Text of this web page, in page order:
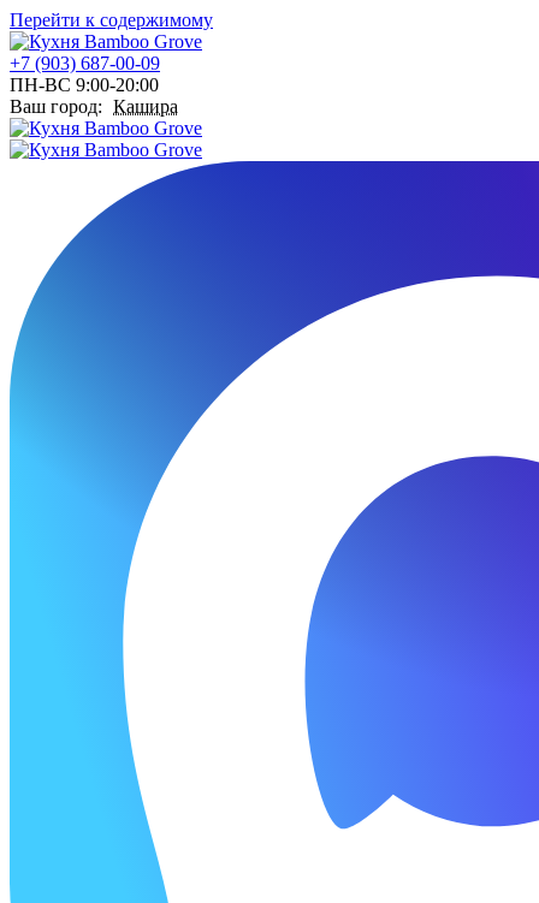
Перейти к содержимому
+7 (903) 687-00-09
ПН-ВС 9:00-20:00
Ваш город: Кашира